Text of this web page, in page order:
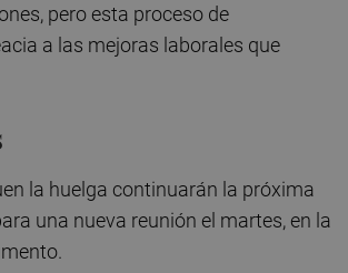
pero esta proceso de
a las mejoras laborales que
la huelga continuarán la próxima
una nueva reunión el martes, en la